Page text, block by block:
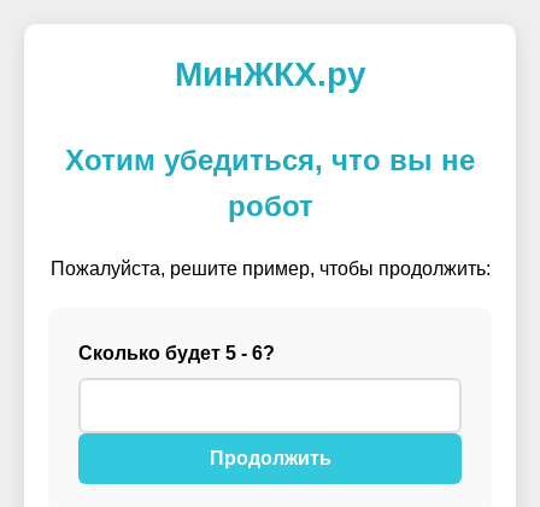
МинЖКХ.ру
Хотим убедиться, что вы не
робот
Пожалуйста, решите пример, чтобы продолжить:
Сколько будет 5 - 6?
Продолжить